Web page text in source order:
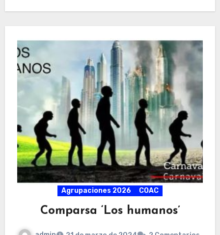
Agrupaciones 2026 COAC
Comparsa ‘Los humanos’